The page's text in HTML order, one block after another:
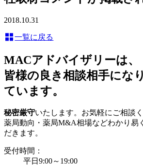
2018.10.31
一覧に戻る
MACアドバイザリーは、
皆様の良き相談相手にな
ています。
秘密厳守いたします。お気軽にご相談
薬局動向・薬局M&A相場などわかり易
だきます。
受付時間：
平日9:00～19:00